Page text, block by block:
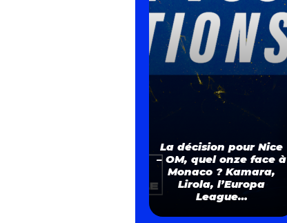
La décision pour Nice
– OM, quel onze face à
Monaco ? Kamara,
Lirola, l’Europa
League…